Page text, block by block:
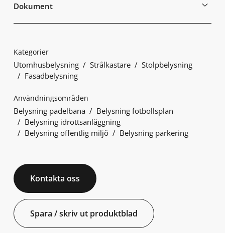
Dokument
Kategorier
Utomhusbelysning Strålkastare
Stolpbelysning
Fasadbelysning
Användningsområden
Belysning padelbana
Belysning fotbollsplan
Belysning idrottsanläggning
Belysning offentlig miljö
Belysning parkering
Kontakta oss
Spara / skriv ut produktblad